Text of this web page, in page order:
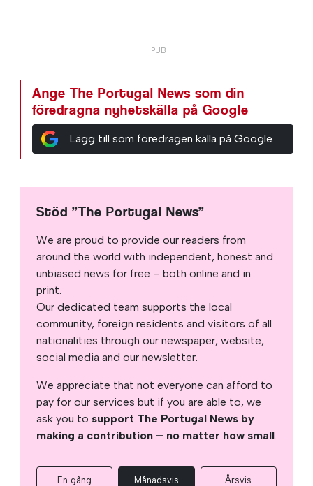
Ange The Portugal News som din
föredragna nyhetskälla på Google
Lägg till som föredragen källa på Google
Stöd ”The Portugal News”
We are proud to provide our readers from
around the world with independent, honest and
unbiased news for free – both online and in
print.
Our dedicated team supports the local
community, foreign residents and visitors of all
nationalities through our newspaper, website,
social media and our newsletter.
We appreciate that not everyone can afford to
pay for our services but if you are able to, we
ask you to support The Portugal News by
making a contribution – no matter how small.
En gång Månadsvis Årsvis